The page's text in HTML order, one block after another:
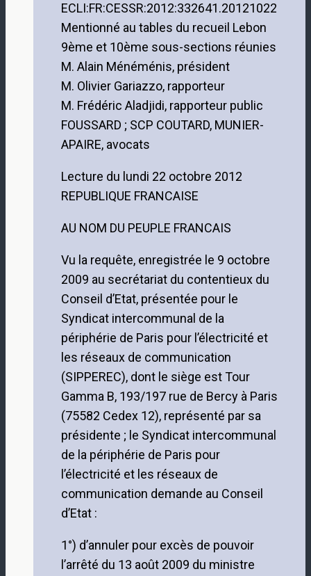
ECLI:FR:CESSR:2012:332641.20121022
Mentionné au tables du recueil Lebon
9ème et 10ème sous-sections réunies
M. Alain Ménéménis, président
M. Olivier Gariazzo, rapporteur
M. Frédéric Aladjidi, rapporteur public
FOUSSARD ; SCP COUTARD, MUNIER-
APAIRE, avocats
Lecture du lundi 22 octobre 2012
REPUBLIQUE FRANCAISE
AU NOM DU PEUPLE FRANCAIS
Vu la requête, enregistrée le 9 octobre
2009 au secrétariat du contentieux du
Conseil d’Etat, présentée pour le
Syndicat intercommunal de la
périphérie de Paris pour l’électricité et
les réseaux de communication
(SIPPEREC), dont le siège est Tour
Gamma B, 193/197 rue de Bercy à Paris
(75582 Cedex 12), représenté par sa
présidente ; le Syndicat intercommunal
de la périphérie de Paris pour
l’électricité et les réseaux de
communication demande au Conseil
d’Etat :
1°) d’annuler pour excès de pouvoir
l’arrêté du 13 août 2009 du ministre